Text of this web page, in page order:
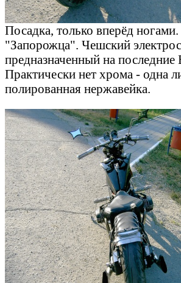
Посадка, только вперёд ногами.
"Запорожца". Чешский
предназначенный на последние
Практически нет хрома - одна
полированная нержавейка.